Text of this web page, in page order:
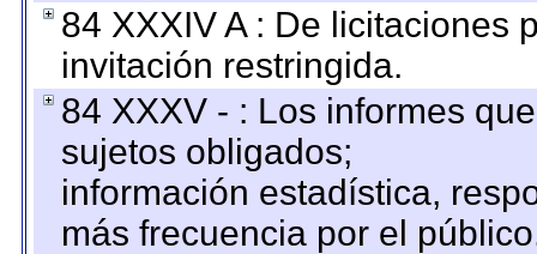
84 XXXIV A : De licitaciones
invitación restringida.
84 XXXV - : Los informes
sujetos obligados;
información estadística,
más frecuencia por el